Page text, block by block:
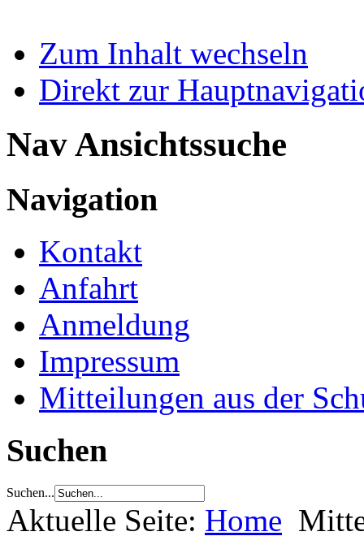
Zum Inhalt wechseln
Direkt zur
Nav Ansichtssuche
Navigation
Kontakt
Anfahrt
Anmeldung
Impressum
Mitteilungen aus der
Suchen
Suchen...
Aktuelle Seite: Home